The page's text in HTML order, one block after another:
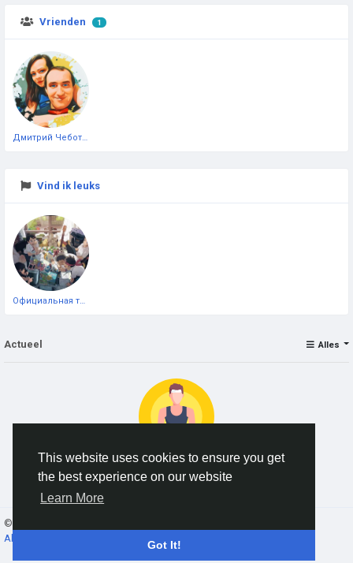
This website uses cookies to ensure you get
the best experience on our website
Learn More
Got It!
Vrienden 1
Vind ik leuks
Официальная тестовая страница
Actueel Alles
No data to show
© 2026 AnimeSocial.SU - Первая аниме сеть!
About
Contact Us